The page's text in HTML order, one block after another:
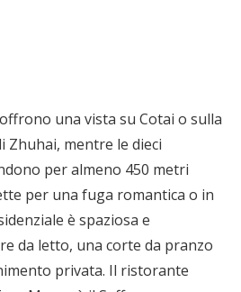
una vista su Cotai o sulla
Zhuhai, mentre le dieci
per almeno 450 metri
per una fuga romantica o in
è spaziosa e
da letto, una corte da pranzo
privata. Il ristorante